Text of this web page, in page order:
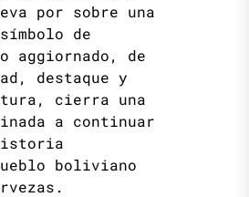
por sobre una
de
aggiornado, de
destaque y
cierra una
a continuar
boliviano